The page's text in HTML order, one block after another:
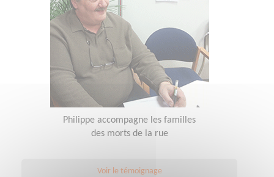
Philippe accompagne les familles
des morts de la rue
Voir le témoignage